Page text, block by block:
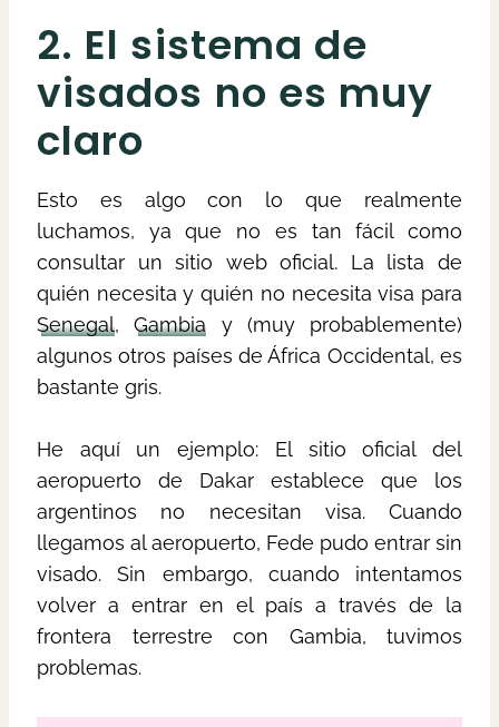
2. El sistema de
visados no es muy
claro
Esto es algo con lo que realmente
luchamos, ya que no es tan fácil como
consultar un sitio web oficial. La lista de
quién necesita y quién no necesita visa para
Senegal,Gambia y (muy probablemente)
algunos otros países de África Occidental, es
bastante gris.
He aquí un ejemplo: El sitio oficial del
aeropuerto de Dakar establece que los
argentinos no necesitan visa. Cuando
llegamos al aeropuerto, Fede pudo entrar sin
visado. Sin embargo, cuando intentamos
volver a entrar en el país a través de la
frontera terrestre con Gambia, tuvimos
problemas.